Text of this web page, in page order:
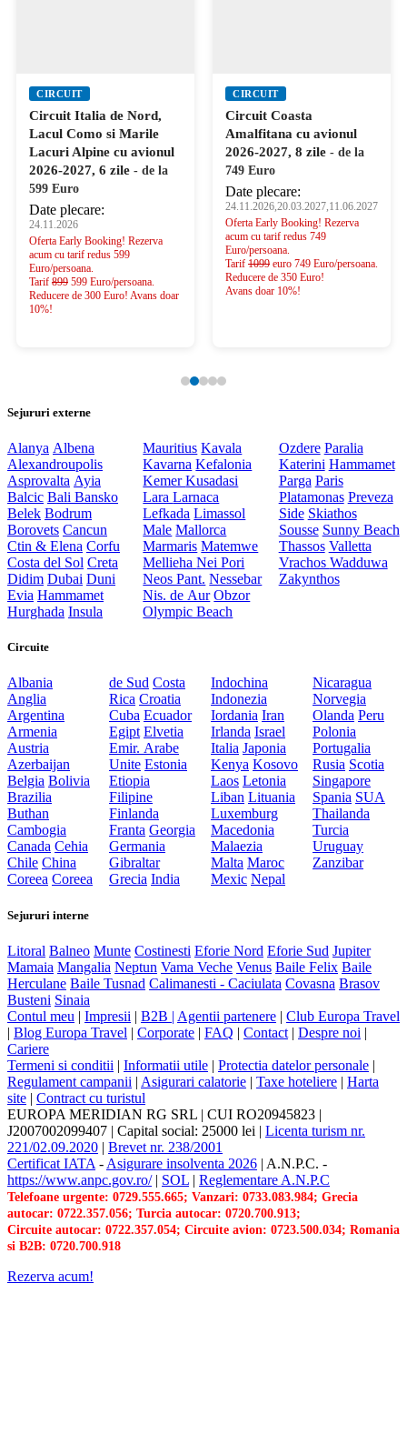
CIRCUIT
Circuit Italia de Nord,
Lacul Como si Marile
Lacuri Alpine cu avionul
2026-2027, 6 zile - de la
599 Euro
Date plecare:
24.11.2026
Oferta Early Booking! Rezerva
acum cu tarif redus 599
Euro/persoana.
Tarif 899 599 Euro/persoana.
Reducere de 300 Euro! Avans doar
10%!
CIRCUIT
Circuit Coasta
Amalfitana cu avionul
2026-2027, 8 zile - de la
749 Euro
Date plecare:
24.11.2026,20.03.2027,11.06.2027
Oferta Early Booking! Rezerva
acum cu tarif redus 749
Euro/persoana.
Tarif 1099 euro 749 Euro/persoana.
Reducere de 350 Euro!
Avans doar 10%!
Sejururi externe
Alanya Albena
Alexandroupolis
Asprovalta Ayia
Balcic Bali Bansko
Belek Bodrum
Borovets Cancun
Ctin & Elena Corfu
Costa del Sol Creta
Didim Dubai Duni
Evia Hammamet
Hurghada Insula
Mauritius Kavala
Kavarna Kefalonia
KemerKusadasi
LaraLarnaca
Lefkada Limassol
Male Mallorca
Marmaris Matemwe
MelliehaNei Pori
Neos Pant. Nessebar
Nis. de Aur Obzor
Olympic Beach
Ozdere Paralia
Katerini Hammamet
Parga Paris
Platamonas Preveza
Side Skiathos
Sousse Sunny Beach
Thassos Valletta
Vrachos Wadduwa
Zakynthos
Circuite
Albania
Anglia
Argentina
Armenia
Austria
Azerbaijan
Belgia Bolivia
Brazilia
Buthan
Cambogia
Canada Cehia
Chile China
Coreea Coreea
de Sud Costa
Rica Croatia
Cuba Ecuador
Egipt Elvetia
Emir. Arabe
Unite Estonia
Etiopia
Filipine
Finlanda
Franta Georgia
Germania
Gibraltar
Grecia India
Indochina
Indonezia
Iordania Iran
Irlanda Israel
Italia Japonia
Kenya Kosovo
Laos Letonia
Liban Lituania
Luxemburg
Macedonia
Malaezia
Malta Maroc
Mexic Nepal
Nicaragua
Norvegia
Olanda Peru
Polonia
Portugalia
Rusia Scotia
Singapore
Spania SUA
Thailanda
Turcia
Uruguay
Zanzibar
Sejururi interne
Litoral Balneo Munte Costinesti Eforie Nord Eforie Sud Jupiter
Mamaia Mangalia Neptun Vama Veche Venus Baile Felix Baile
Herculane Baile Tusnad Calimanesti - Caciulata Covasna Brasov
Busteni Sinaia
Contul meu | Impresii | B2B | Agentii partenere | Club Europa Travel
| Blog Europa Travel | Corporate | FAQ | Contact | Despre noi |
Cariere
Termeni si conditii | Informatii utile | Protectia datelor personale |
Regulament campanii | Asigurari calatorie | Taxe hoteliere | Harta
site | Contract cu turistul
EUROPA MERIDIAN RG SRL | CUI RO20945823 |
J2007002099407 | Capital social: 25000 lei | Licenta turism nr.
221/02.09.2020 | Brevet nr. 238/2001
Certificat IATA - Asigurare insolventa 2026 | A.N.P.C. -
https://www.anpc.gov.ro/| SOL | Reglementare A.N.P.C
Telefoane urgente: 0729.555.665; Vanzari: 0733.083.984; Grecia
autocar: 0722.357.056; Turcia autocar: 0720.700.913;
Circuite autocar: 0722.357.054; Circuite avion: 0723.500.034; Romania
si B2B: 0720.700.918
Rezerva acum!